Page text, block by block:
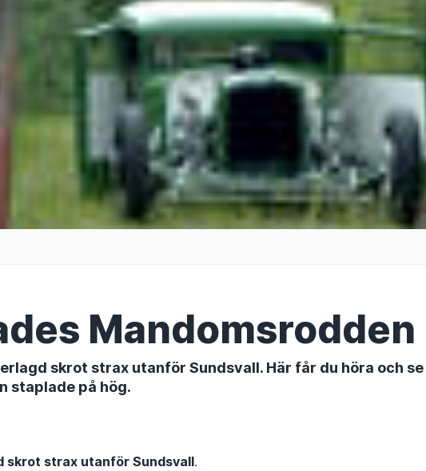
Mandomsrodden
skrot strax utanför Sundsvall. Här får du höra och se
staplade på hög.
skrot strax utanför Sundsvall.